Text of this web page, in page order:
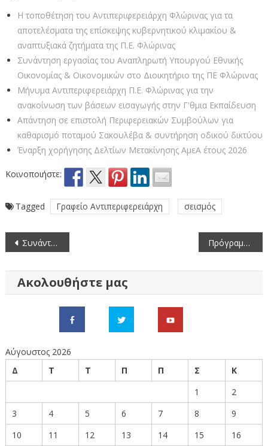
Η τοποθέτηση του Αντιπεριφερειάρχη Φλώρινας για τα
αποτελέσματα της επίσκεψης κυβερνητικού κλιμακίου &
αναπτυξιακά ζητήματα της Π.Ε. Φλώρινας
Συνάντηση εργασίας του Αναπληρωτή Υπουργού Εθνικής
Οικονομίας & Οικονομικών στο Διοικητήριο της ΠΕ Φλώρινας
Μήνυμα Αντιπεριφερειάρχη Π.Ε. Φλώρινας για την
ανακοίνωση των βάσεων εισαγωγής στην Γ'θμια Εκπαίδευση
Απάντηση σε επιστολή Περιφερειακών Συμβούλων για
καθαρισμό ποταμού Σακουλέβα & συντήρηση οδικού δικτύου
Έναρξη χορήγησης Δελτίων Μετακίνησης ΑμεΑ έτους 2026
Κοινοποιήστε:
Tagged Γραφείο Αντιπεριφερειάρχη σεισμός
Πλοήγηση
Συνάντηση Αντιπεριφερειάρχη Φλώρινας με τους Διευθυντές της Aβάθμιας και Bβάθμιας Εκπαίδευσης Φλώρινας Πρόγραμμα εορτασμού της εθνικής επετείου της 28ης Οκτωβρίου 1940 στην πόλη της Φλώρινας
Ακολουθήστε μας
Αύγουστος 2026
Δ
Τ Τ Π Π Σ
Κ
1
2
3
4 5 6 7 8
9
10
11 12 13 14 15
16